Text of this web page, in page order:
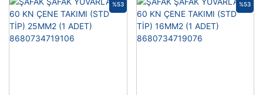
%53 %53